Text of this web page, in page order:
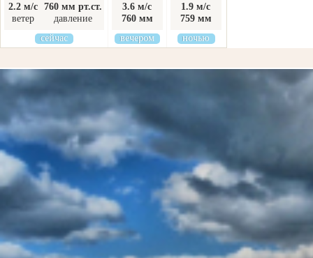
2.2 м/с
ветер
760 мм рт.ст.
давление
сейчас
3.6 м/с
760 мм
вечером
1.9 м/с
759 мм
ночью